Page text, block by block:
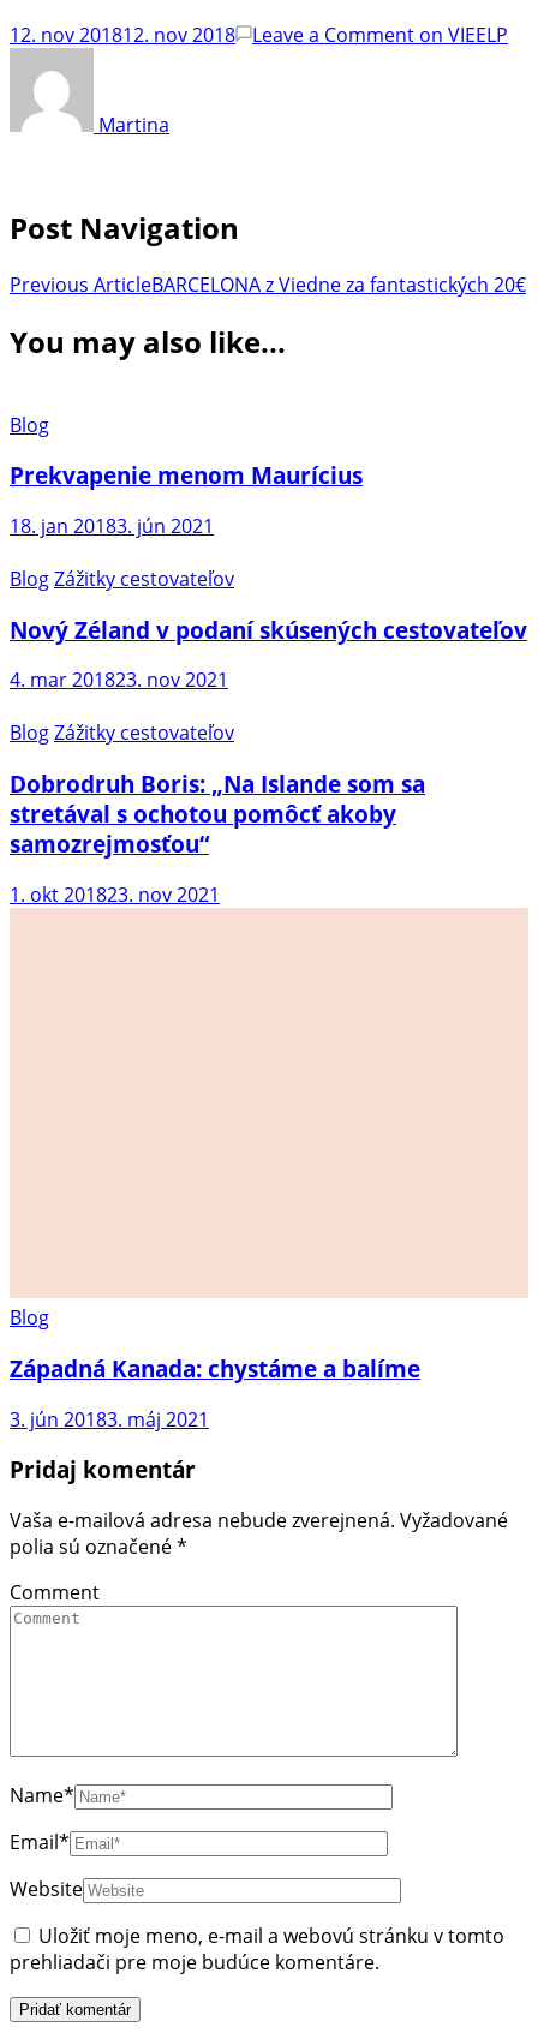
12. nov 201812. nov 2018 Leave a Comment on VIEELP
Martina
Post Navigation
Previous ArticleBARCELONA z Viedne za fantastických 20€
You may also like...
Blog
Prekvapenie menom Maurícius
18. jan 20183. jún 2021
BlogZážitky cestovateľov
Nový Zéland v podaní skúsených cestovateľov
4. mar 201823. nov 2021
BlogZážitky cestovateľov
Dobrodruh Boris: „Na Islande som sa
stretával s ochotou pomôcť akoby
samozrejmosťou“
1. okt 201823. nov 2021
Blog
Západná Kanada: chystáme a balíme
3. jún 20183. máj 2021
Pridaj komentár
Vaša e-mailová adresa nebude zverejnená. Vyžadované
polia sú označené*
Comment
Name*
Email*
Website
Uložiť moje meno, e-mail a webovú stránku v tomto
prehliadači pre moje budúce komentáre.